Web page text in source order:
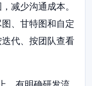
减少沟通成本。
、甘特图和自定
代、按团队查看